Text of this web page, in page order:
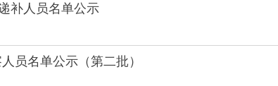
补人员名单公示
员名单公示（第二批）